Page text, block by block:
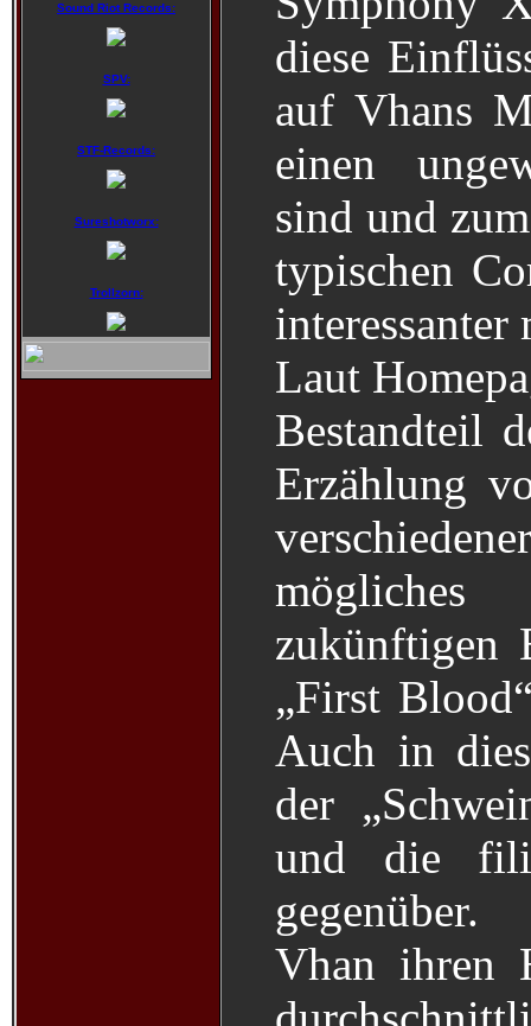
Sound Riot Records:
SPV:
STF-Records:
Sureshotworx:
Trollzorn:
diese
auf Vhans
einen
sind und
typischen
interessanter
Laut
Bestandteil
Erzählung
zukünftigen
„First
Auch in
der
und die
Vhan ihren